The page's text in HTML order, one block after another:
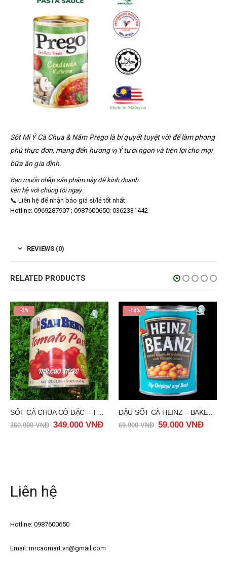
Sốt Mì Ý Cà Chua & Nấm Prego là bí quyết tuyệt vời để làm phong
phú thực đơn, mang đến hương vị Ý tươi ngon và tiện lợi cho mọi
bữa ăn gia đình.
Bạn muốn nhập sản phẩm này để kinh doanh
liên hệ với chúng tôi ngay:
📞 Liên hệ để nhận báo giá sỉ/lẻ tốt nhất:
Hotline: 0969287907 ; 0987600650; 0362331442
REVIEWS (0)
RELATED PRODUCTS
-14%
ĐẬU SỐT CÀ HEINZ – BAKED BEANS HEINZ 415G
69.000VNĐ 59.000VNĐ
-15%
NƯỚC TINH KHIẾT – HOLLAND WATER 1500ML
65.000VNĐ 55.000 VNĐ
Liên hệ
Hotline: 0987600650
Email: mrcaomart.vn@gmail.com